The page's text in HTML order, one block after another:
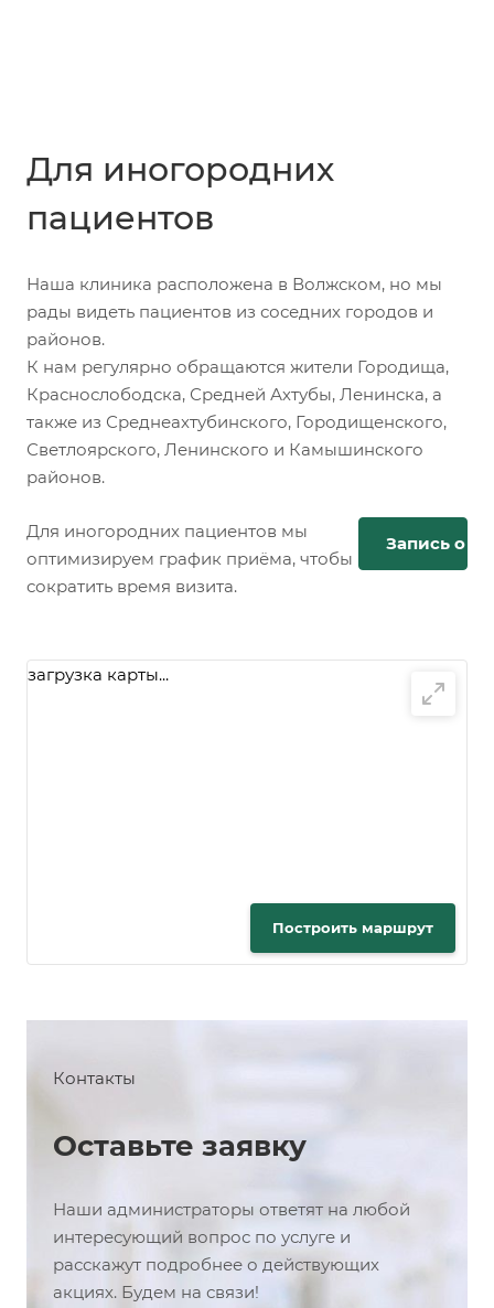
Для иногородних
пациентов
Наша клиника расположена в Волжском, но мы
рады видеть пациентов из соседних городов и
районов.
К нам регулярно обращаются жители Городища,
Краснослободска, Средней Ахтубы, Ленинска, а
также из Среднеахтубинского, Городищенского,
Светлоярского, Ленинского и Камышинского
районов.
Для иногородних пациентов мы
оптимизируем график приёма, чтобы
сократить время визита.
Запись
загрузка карты...
Построить маршрут
Контакты
Оставьте заявку
Наши администраторы ответят на любой
интересующий вопрос по услуге и
расскажут подробнее о действующих
акциях. Будем на связи!